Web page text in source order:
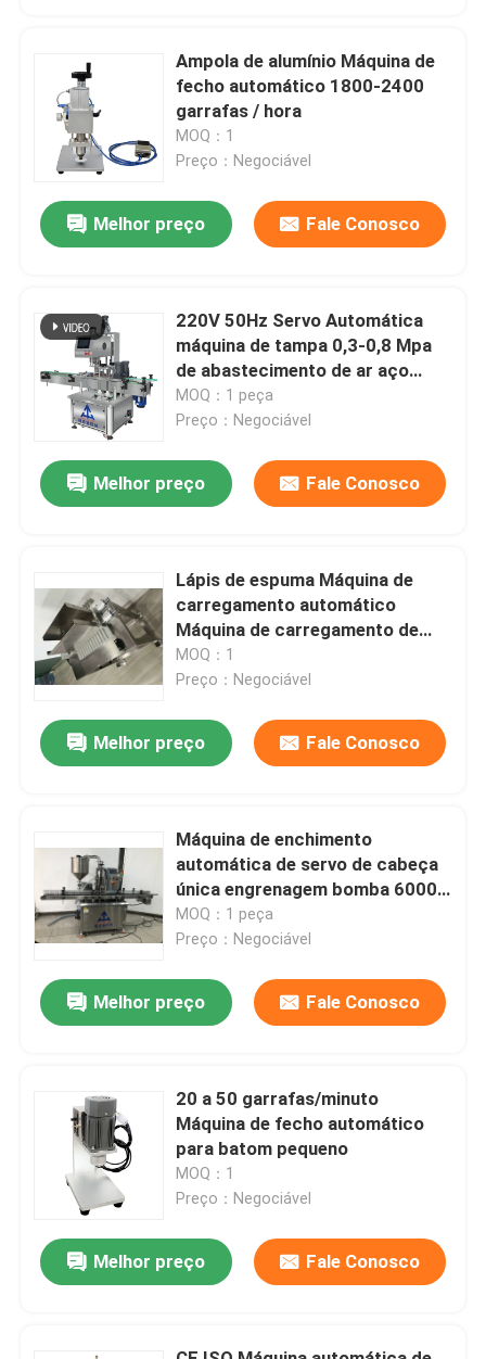
Casa
Vídeos
Quem Somos
Fábrica
Pedir um orçamento
Linha de produção de batons
Máquina de enchimento automática do brilho do
Máquina de enchimento de mascara
Ampola de alumínio Máquina de
fecho automático 1800-2400
garrafas / hora
MOQ：1
Preço：Negociável
Melhor preço Fale Conosco
220V 50Hz Servo Automática
máquina de tampa 0,3-0,8 Mpa
de abastecimento de ar aço
inoxidável
MOQ：1 peça
Preço：Negociável
Melhor preço Fale Conosco
Lápis de espuma Máquina de
carregamento automático
Máquina de carregamento de
caneta
MOQ：1
Preço：Negociável
Melhor preço Fale Conosco
Máquina de enchimento
automática de servo de cabeça
única engrenagem bomba 6000
garrafas por hora
MOQ：1 peça
Preço：Negociável
Melhor preço Fale Conosco
20 a 50 garrafas/minuto
Máquina de fecho automático
para batom pequeno
MOQ：1
Preço：Negociável
Melhor preço Fale Conosco